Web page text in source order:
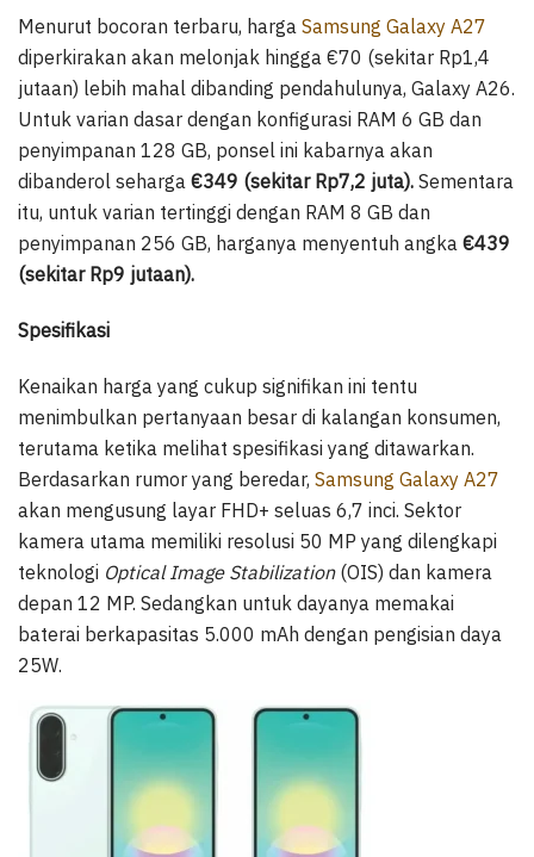
Menurut bocoran terbaru, harga Samsung Galaxy A27
diperkirakan akan melonjak hingga €70 (sekitar Rp1,4
jutaan) lebih mahal dibanding pendahulunya, Galaxy A26.
Untuk varian dasar dengan konfigurasi RAM 6 GB dan
penyimpanan 128 GB, ponsel ini kabarnya akan
dibanderol seharga €349 (sekitar Rp7,2 juta). Sementara
itu, untuk varian tertinggi dengan RAM 8 GB dan
penyimpanan 256 GB, harganya menyentuh angka €439
(sekitar Rp9 jutaan).
Spesifikasi
Kenaikan harga yang cukup signifikan ini tentu
menimbulkan pertanyaan besar di kalangan konsumen,
terutama ketika melihat spesifikasi yang ditawarkan.
Berdasarkan rumor yang beredar, Samsung Galaxy A27
akan mengusung layar FHD+ seluas 6,7 inci. Sektor
kamera utama memiliki resolusi 50 MP yang dilengkapi
teknologi Optical Image Stabilization(OIS) dan kamera
depan 12 MP. Sedangkan untuk dayanya memakai
baterai berkapasitas 5.000 mAh dengan pengisian daya
25W.